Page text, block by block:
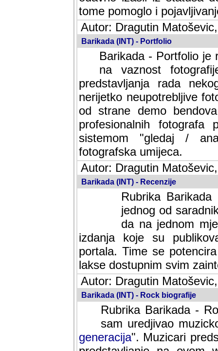
tome pomoglo i
Autor: Dragutin
Barikada (INT) - Portfolio
Barikada - Portfolio je
na vaznost
predstavljanja rada
nerijetko neupotrebljive
od strane demo
profesionalnih fotografa
sistemom "gledaj /
fotografska umijeca.
Autor: Dragutin
Barikada (INT) - Recenzije
Rubrika
jednog od
da na jednom
izdanja koje su
portala. Time se
lakse dostupnim svim
Autor: Dragutin
Barikada (INT) - Rock biografije
Rubrika Barikada -
sam uredjivao
generacija". Muzicari